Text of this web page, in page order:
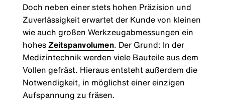
Doch neben einer stets hohen Präzision und
Zuverlässigkeit erwartet der Kunde von kleinen
wie auch großen Werkzeugabmessungen ein
hohesZeitspanvolumen. Der Grund: In der
Medizintechnik werden viele Bauteile aus dem
Vollen gefräst. Hieraus entsteht außerdem die
Notwendigkeit, in möglichst einer einzigen
Aufspannung zu fräsen.